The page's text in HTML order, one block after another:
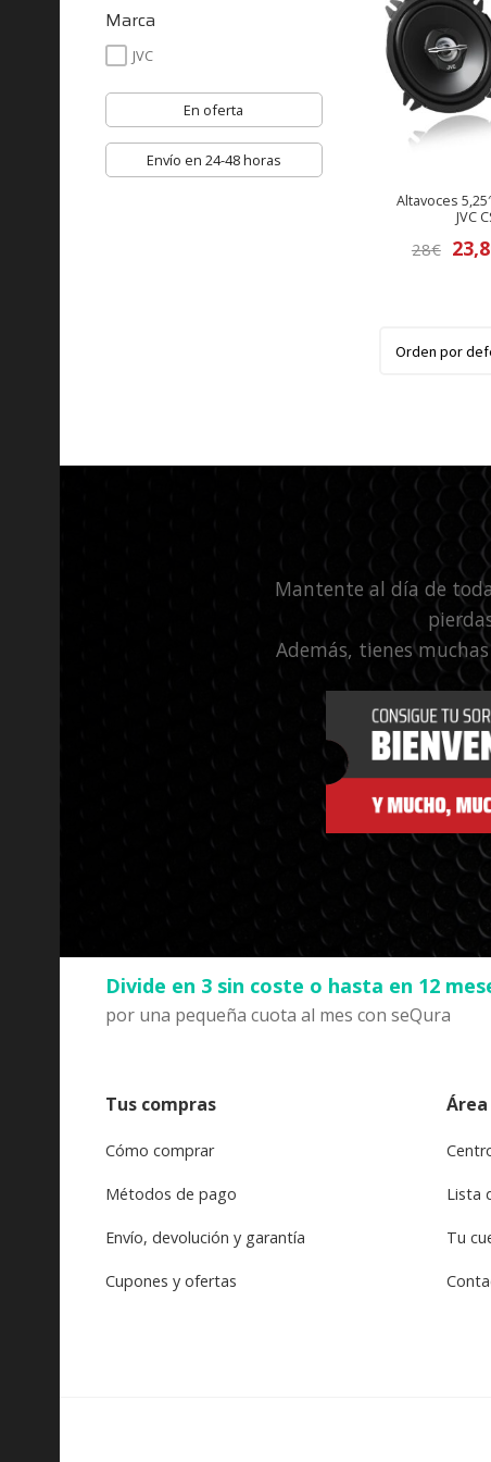
Altavoces
JVC
28€ El
Marca
JVC
En oferta
Envío en 24-48 horas
Mantente al día de
Además, tienes
Divide en 3 sin coste o hasta en 12
por una pequeña cuota al mes con seQura
Tus compras
Cómo comprar
Métodos de pago
Envío, devolución y garantía
Cupones y ofertas
Lista
Tu